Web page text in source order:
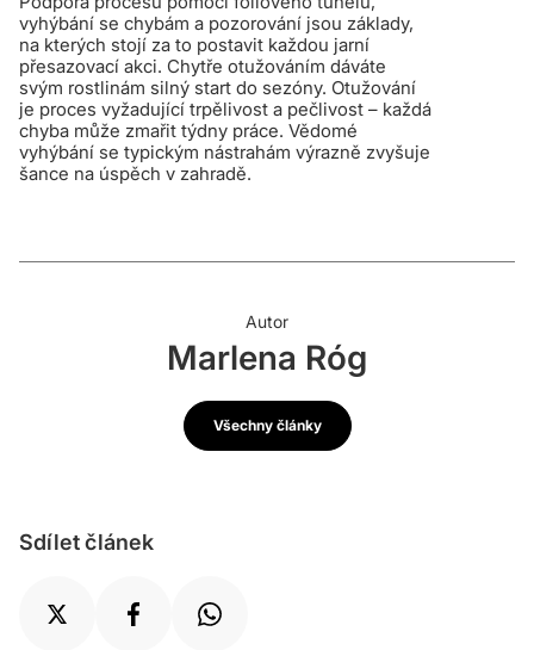
vyhýbání se chybám a pozorování jsou základy,
na kterých stojí za to postavit každou jarní
přesazovací akci. Chytře otužováním dáváte
svým rostlinám silný start do sezóny. Otužování
je proces vyžadující trpělivost a pečlivost – každá
chyba může zmařit týdny práce. Vědomé
vyhýbání se typickým nástrahám výrazně zvyšuje
šance na úspěch v zahradě.
Autor
Marlena Róg
Všechny články
Sdílet článek